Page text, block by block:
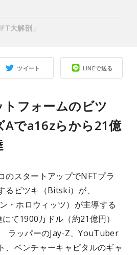
ツイート LINEで送る
フォームのビツ
Aでa16zらから21億
のスタートアップでNFTプラ
るビツキ（Bitski）が、
・ホロウィッツ）が主導する
て1900万ドル（約21億円）
ラッパーのJay-Z、YouTuber
、ベンチャーキャピタルのギャ
大解剖」